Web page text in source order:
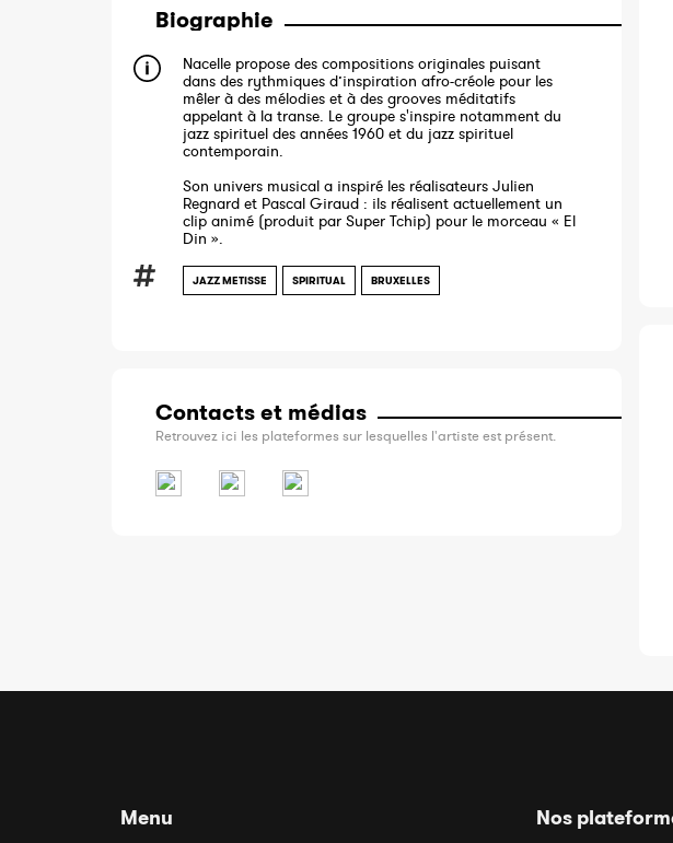
Biographie
Nacelle propose des compositions originales puisant
dans des rythmiques d’inspiration afro-créole pour les
mêler à des mélodies et à des grooves méditatifs
appelant à la transe. Le groupe s'inspire notamment du
jazz spirituel des années 1960 et du jazz spirituel
contemporain.
Son univers musical a inspiré les réalisateurs Julien
Regnard et Pascal Giraud : ils réalisent actuellement un
clip animé (produit par Super Tchip) pour le morceau « El
Din ».
JAZZ METISSE SPIRITUAL BRUXELLES
Contacts et médias
Retrouvez ici les plateformes sur lesquelles l'artiste est présent.
Menu Nos